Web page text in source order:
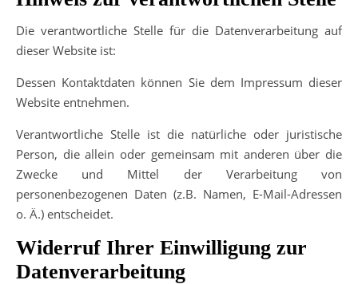
Die verantwortliche Stelle für die Datenverarbeitung auf
dieser Website ist:
Dessen Kontaktdaten können Sie dem Impressum dieser
Website entnehmen.
Verantwortliche Stelle ist die natürliche oder juristische
Person, die allein oder gemeinsam mit anderen über die
Zwecke und Mittel der Verarbeitung von
personenbezogenen Daten (z.B. Namen, E-Mail-Adressen
o. Ä.) entscheidet.
Widerruf Ihrer Einwilligung zur
Datenverarbeitung